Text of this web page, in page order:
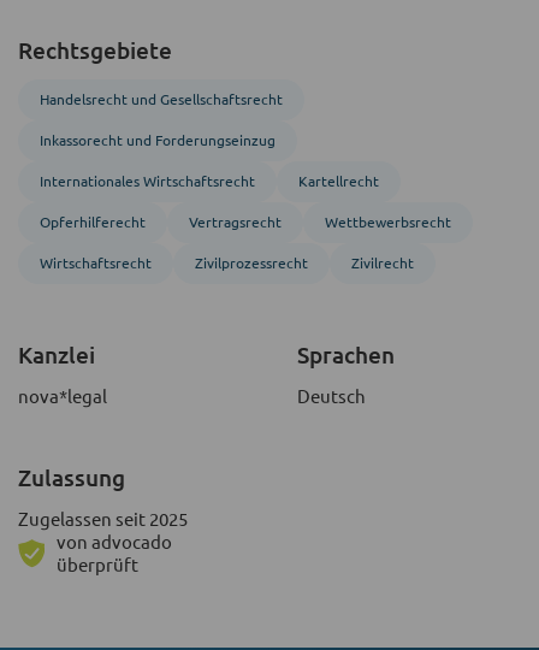
Rechtsgebiete
Handels­recht und Gesellschafts­recht
Inkasso­recht und Forderungs­einzug
Inter­nationales Wirtschafts­recht Kartellrecht
Opferhilferecht Vertragsrecht Wettbewerbsrecht
Wirtschaftsrecht Zivil­prozess­recht Zivil­recht
Kanzlei
nova*legal
Sprachen
Deutsch
Zulassung
Zugelassen seit 2025
von advocado
überprüft